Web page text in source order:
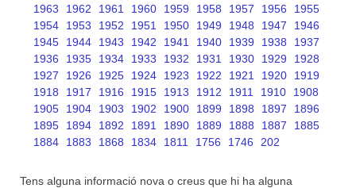
1963
1962 1961 1960 1959 1958 1957 1956
1955
1954
1953 1952 1951 1950 1949 1948 1947
1946
1945
1944 1943 1942 1941 1940 1939 1938
1937
1936
1935 1934 1933 1932 1931 1930 1929
1928
1927
1926 1925 1924 1923 1922 1921 1920
1919
1918
1917 1916 1915 1913 1912 1911 1910
1908
1905
1904 1903 1902 1900 1899 1898 1897
1896
1895
1894 1892 1891 1890 1889 1888 1887
1885
1884
1883 1868 1834 1811 1756 1746 202
Tens alguna informació nova o creus que hi ha alguna